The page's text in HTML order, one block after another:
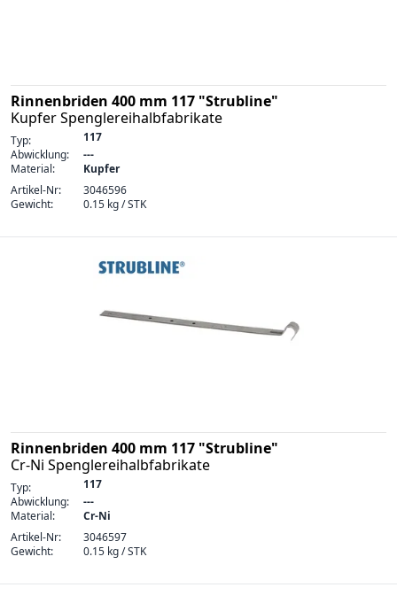
Rinnenbriden 400 mm 117 "Strubline"
Kupfer Spenglereihalbfabrikate
Typ:
117
Abwicklung:
---
Material:
Kupfer
Artikel-Nr:
3046596
Gewicht:
0.15 kg / STK
Rinnenbriden 400 mm 117 "Strubline"
Cr-Ni Spenglereihalbfabrikate
Typ:
117
Abwicklung:
---
Material:
Cr-Ni
Artikel-Nr:
3046597
Gewicht:
0.15 kg / STK